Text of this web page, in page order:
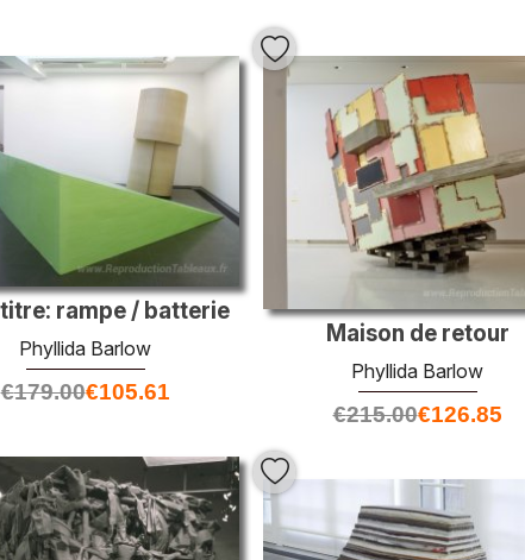
ces œuvres saisissantes sauront captiver votre
et laissez-vous inspirer par la puissance de ses
rampe / batterie
Phyllida Barlow
€179.00€105.61
Maison de retour
Phyllida Barlow
€215.00€126.85